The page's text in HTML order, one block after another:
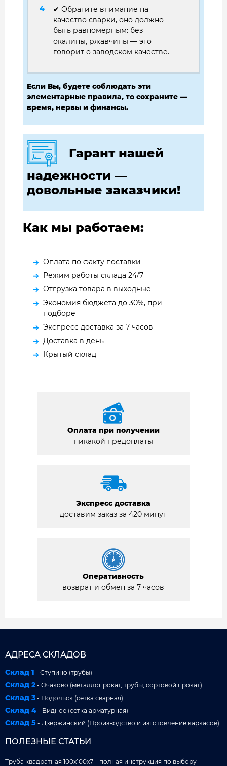
✔ Обратите внимание на
качество сварки, оно должно
быть равномерным: без
окалины, ржавчины — это
говорит о заводском качестве.
Если Вы, будете соблюдать эти
элементарные правила, то сохраните —
время, нервы и финансы.
Гарант нашей
надежности —
довольные заказчики!
Как мы работаем:
Оплата по факту поставки
Режим работы склада 24/7
Отгрузка товара в выходные
Экономия бюджета до 30%, при
подборе
Экспресс доставка за 7 часов
Доставка в день
Крытый склад
Оплата при получении
никакой предоплаты
Экспресс доставка
доставим заказ за 420 минут
Оперативность
возврат и обмен за 7 часов
АДРЕСА СКЛАДОВ
Склад 1 - Ступино (трубы)
Склад 2 - Очаково (металлопрокат, трубы, сортовой прокат)
Склад 3 - Подольск (сетка сварная)
Склад 4 - Видное (сетка арматурная)
Склад 5 - Дзержинский (Производство и изготовление каркасов)
ПОЛЕЗНЫЕ СТАТЬИ
Труба квадратная 100x100x7 – полная инструкция по выбору